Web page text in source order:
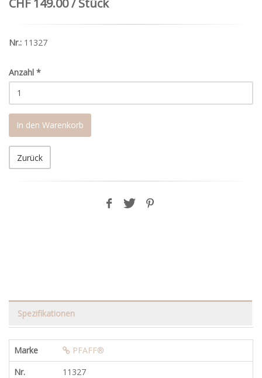
Nr.: 11327
Anzahl *
In den Warenkorb
Zurück
Spezifikationen
Marke
PFAFF®
Nr.
11327